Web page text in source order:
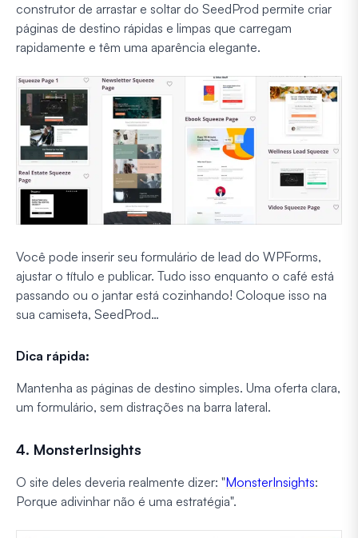
construtor de arrastar e soltar do SeedProd permite criar
páginas de destino rápidas e limpas que carregam
rapidamente e têm uma aparência elegante.
Você pode inserir seu formulário de lead do WPForms,
ajustar o título e publicar. Tudo isso enquanto o café está
passando ou o jantar está cozinhando! Coloque isso na
sua camiseta, SeedProd…
Dica rápida:
Mantenha as páginas de destino simples. Uma oferta clara,
um formulário, sem distrações na barra lateral.
4. MonsterInsights
O site deles deveria realmente dizer: "MonsterInsights:
Porque adivinhar não é uma estratégia".